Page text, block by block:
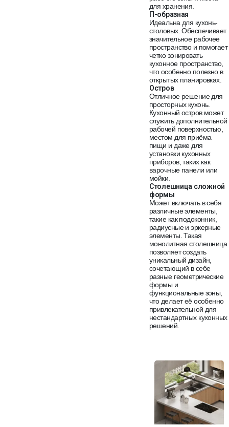
для хранения.
П-образная
Идеальна для кухонь-
столовых. Обеспечивает
значительное рабочее
пространство и помогает
четко зонировать
кухонное пространство,
что особенно полезно в
открытых планировках.
Остров
Отличное решение для
просторных кухонь.
Кухонный остров может
служить дополнительной
рабочей поверхностью,
местом для приёма
пищи и даже для
установки кухонных
приборов, таких как
варочные панели или
мойки.
Столешница сложной
формы
Может включать в себя
различные элементы,
такие как подоконник,
радиусные и эркерные
элементы. Такая
монолитная столешница
позволяет создать
уникальный дизайн,
сочетающий в себе
разные геометрические
формы и
функциональные зоны,
что делает её особенно
привлекательной для
нестандартных кухонных
решений.